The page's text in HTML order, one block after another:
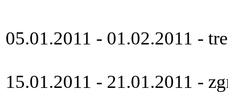
05.01.2011 - 01.02.2011 -
15.01.2011 - 21.01.2011 -